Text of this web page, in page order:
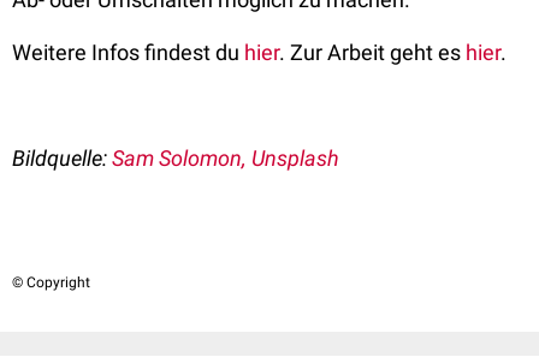
Weitere Infos findest du hier. Zur Arbeit geht es hier.
Bildquelle:Sam Solomon, Unsplash
© Copyright